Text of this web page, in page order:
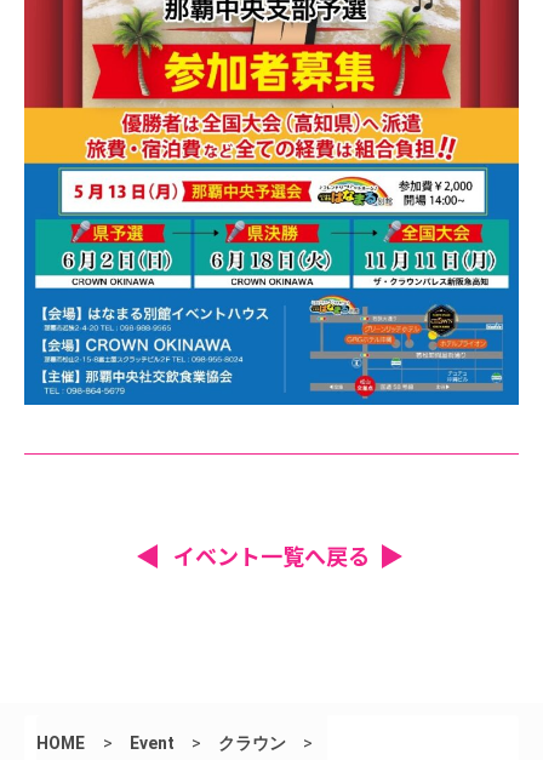
イベント一覧へ戻る
HOME > Event > クラウン >